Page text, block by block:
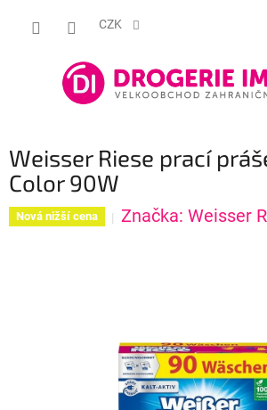
CZK
Weisser Riese prací
Color 90W
Nová nižší cena Značka: Weisser